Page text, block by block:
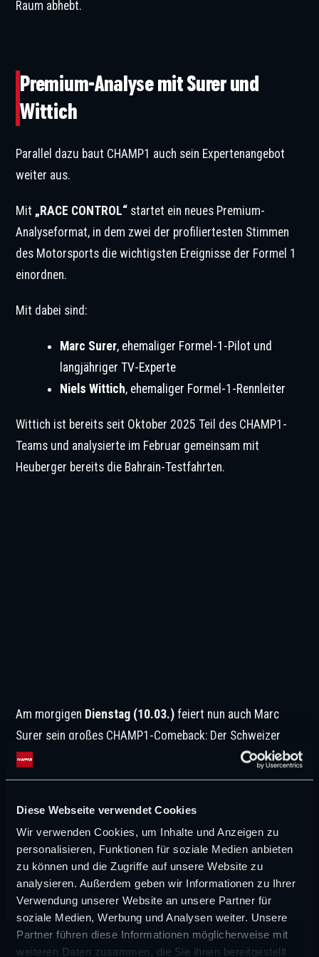
Diese Webseite verwendet Cookies
Wir verwenden Cookies, um Inhalte und Anzeigen zu
personalisieren, Funktionen für soziale Medien anbieten
zu können und die Zugriffe auf unsere Website zu
analysieren. Außerdem geben wir Informationen zu Ihrer
Verwendung unserer Website an unsere Partner für
soziale Medien, Werbung und Analysen weiter. Unsere
Partner führen diese Informationen möglicherweise mit
weiteren Daten zusammen, die Sie ihnen bereitgestellt
Raum abhebt.
Premium-Analyse mit Surer und
Wittich
Parallel dazu baut CHAMP1 auch sein Expertenangebot
weiter aus.
Mit „RACE CONTROL“ startet ein neues Premium-
Analyseformat, in dem zwei der profiliertesten Stimmen
des Motorsports die wichtigsten Ereignisse der Formel 1
einordnen.
Mit dabei sind:
Marc Surer, ehemaliger Formel-1-Pilot und
langjähriger TV-Experte
Niels Wittich, ehemaliger Formel-1-Rennleiter
Wittich ist bereits seit Oktober 2025 Teil des CHAMP1-
Teams und analysierte im Februar gemeinsam mit
Heuberger bereits die Bahrain-Testfahrten.
Am morgigen Dienstag (10.03.) feiert nun auch Marc
Surer sein großes CHAMP1-Comeback: Der Schweizer
wird erstmals seit seiner Analyse des Niederlande-GP im
August 2023 wieder Teil der CHAMP1-Berichterstattung
CHAMP1 setzt Kurs Richtung Nummer
1
Mit neuen Bildpartnerschaften, einer erweiterten